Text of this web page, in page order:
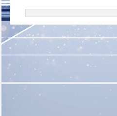
LUTTE CONTRE LES VIOLENCES MA PETITE